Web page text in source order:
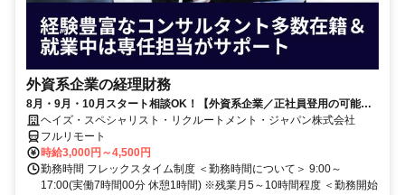
外資系企業の経理財務
8月・9月・10月スタート相談OK！【外資系企業／正社員登用の可能性
大／700万～800万／リモート勤務OK】経理財務
ヘイズ・スペシャリスト・リクルートメント・ジャパン株式会社
フルリモート
時給3,000円～4,500円
勤務時間 フレックスタイム制度 ＜勤務時間について＞ 9:00～
17:00(実働7時間00分 休憩1時間) ※残業月5～10時間程度 ＜勤務開始